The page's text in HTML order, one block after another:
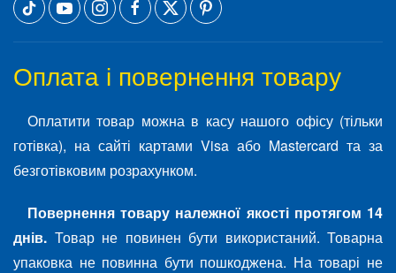
Оплата і повернення товару
Оплатити товар можна в касу нашого офісу (тільки
готівка), на сайті картами Visa або Mastercard та за
безготівковим розрахунком.
Повернення товару належної якості протягом 14
днів. Товар не повинен бути використаний. Товарна
упаковка не повинна бути пошкоджена. На товарі не